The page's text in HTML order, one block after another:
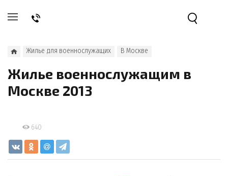
Жилье для военнослужащих В Москве
Жилье военнослужащим в
Москве 2013
640